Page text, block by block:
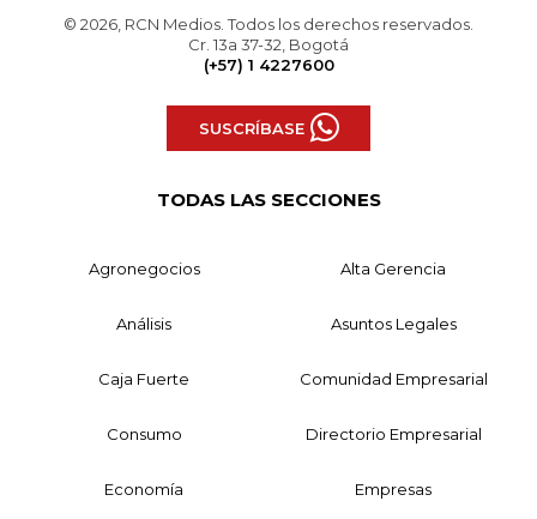
© 2026, RCN Medios. Todos los derechos reservados.
Cr. 13a 37-32, Bogotá
(+57) 1 4227600
SUSCRÍBASE
TODAS LAS SECCIONES
Agronegocios Alta Gerencia
Análisis Asuntos Legales
Caja Fuerte Comunidad Empresarial
Consumo Directorio Empresarial
Economía Empresas